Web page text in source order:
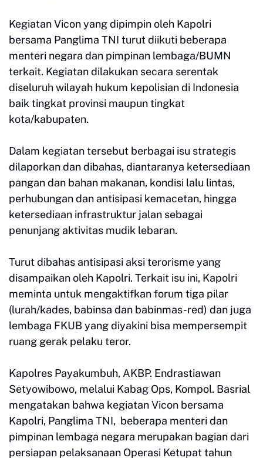
Kegiatan Vicon yang dipimpin oleh Kapolri
bersama Panglima TNI turut diikuti beberapa
menteri negara dan pimpinan lembaga/BUMN
terkait. Kegiatan dilakukan secara serentak
diseluruh wilayah hukum kepolisian di Indonesia
baik tingkat provinsi maupun tingkat
kota/kabupaten.
Dalam kegiatan tersebut berbagai isu strategis
dilaporkan dan dibahas, diantaranya ketersediaan
pangan dan bahan makanan, kondisi lalu lintas,
perhubungan dan antisipasi kemacetan, hingga
ketersediaan infrastruktur jalan sebagai
penunjang aktivitas mudik lebaran.
Turut dibahas antisipasi aksi terorisme yang
disampaikan oleh Kapolri. Terkait isu ini, Kapolri
meminta untuk mengaktifkan forum tiga pilar
(lurah/kades, babinsa dan babinmas-red) dan juga
lembaga FKUB yang diyakini bisa mempersempit
ruang gerak pelaku teror.
Kapolres Payakumbuh, AKBP. Endrastiawan
Setyowibowo, melalui Kabag Ops, Kompol. Basrial
mengatakan bahwa kegiatan Vicon bersama
Kapolri, Panglima TNI, beberapa menteri dan
pimpinan lembaga negara merupakan bagian dari
persiapan pelaksanaan Operasi Ketupat tahun